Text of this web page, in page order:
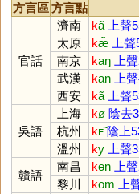
方言區方言點
官話
濟南 kã
上聲
太原
kæ̃
上
南京
kaŋ
上
武漢
kan
上
西安
kã 上聲
吳語
上海 kø 陰去
杭州
kᴇ̃ 陰上
溫州
ky
上聲
贛語
南昌 kɵn
上
黎川
kom
上